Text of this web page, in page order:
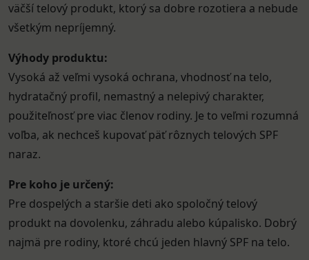
väčší telový produkt, ktorý sa dobre rozotiera a nebude
všetkým nepríjemný.
Výhody produktu:
Vysoká až veľmi vysoká ochrana, vhodnosť na telo,
hydratačný profil, nemastný a nelepivý charakter,
použiteľnosť pre viac členov rodiny. Je to veľmi rozumná
voľba, ak nechceš kupovať päť rôznych telových SPF
naraz.
Pre koho je určený:
Pre dospelých a staršie deti ako spoločný telový
produkt na dovolenku, záhradu alebo kúpalisko. Dobrý
najmä pre rodiny, ktoré chcú jeden hlavný SPF na telo.